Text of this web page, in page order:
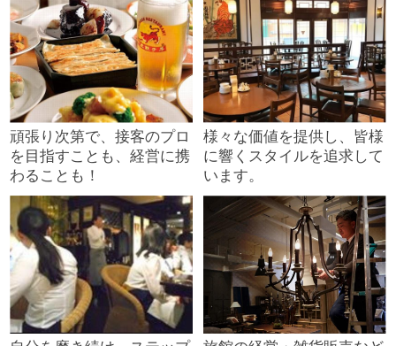
頑張り次第で、接客のプロ
を目指すことも、経営に携
わることも！
様々な価値を提供し、皆様
に響くスタイルを追求して
います。